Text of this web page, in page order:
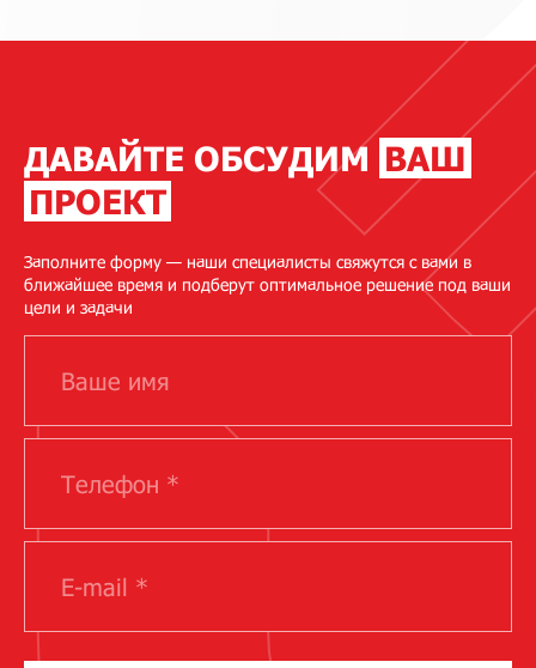
ДАВАЙТЕ ОБСУДИМ ВАШ
ПРОЕКТ
Заполните форму — наши специалисты свяжутся с вами в
ближайшее время и подберут оптимальное решение под ваши
цели и задачи